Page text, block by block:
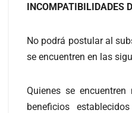
INCOMPATIBILIDADES
No podrá postular al
se encuentren en las
Quienes se
beneficios